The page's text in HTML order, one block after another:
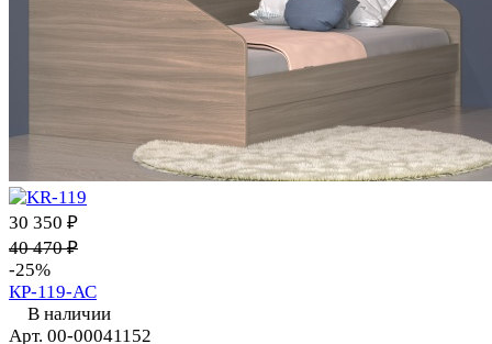
30 350 ₽
40 470 ₽
-25%
КР-119-АС
В наличии
Арт. 00-00041152